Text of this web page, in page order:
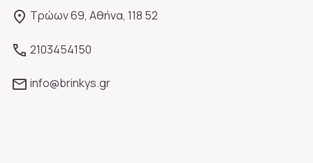
Τρώων 69, Αθήνα, 118 52
2103454150
info@brinkys.gr